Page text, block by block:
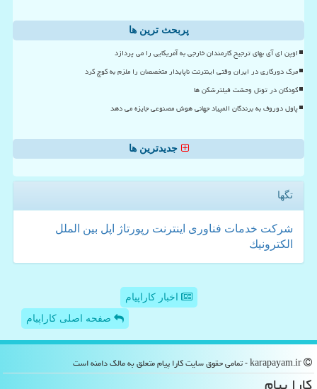
پربحث ترین ها
اوپن ای آی بهای ترجیح کارمندان خارجی به آمریکایی را می پردازد
مرگ دورکاری در ایران وقتی اینترنت ناپایدار متخصصان را ملزم به کوچ کرد
کودکان در تونل وحشت فیلترشکن ها
پاول دوروف به برندگان المپیاد جهانی هوش مصنوعی جایزه می دهد
جدیدترین ها
تگها
شركت خدمات فناوری اینترنت رپورتاژ اپل بین الملل
الكترونیك
اخبار کاراپیام
صفحه اصلی کاراپیام